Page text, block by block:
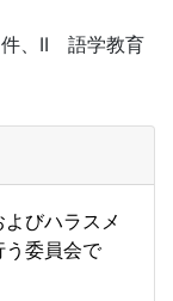
、II 語学教育
びハラスメ
う委員会で